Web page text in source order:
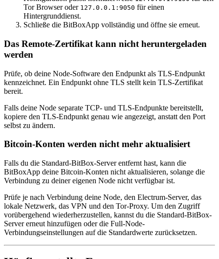
Tor Browser oder 127.0.0.1:9050 für einen
Hintergrunddienst.
Schließe die BitBoxApp vollständig und öffne sie erneut.
Das Remote-Zertifikat kann nicht heruntergeladen
werden
Prüfe, ob deine Node-Software den Endpunkt als TLS-Endpunkt
kennzeichnet. Ein Endpunkt ohne TLS stellt kein TLS-Zertifikat
bereit.
Falls deine Node separate TCP- und TLS-Endpunkte bereitstellt,
kopiere den TLS-Endpunkt genau wie angezeigt, anstatt den Port
selbst zu ändern.
Bitcoin-Konten werden nicht mehr aktualisiert
Falls du die Standard-BitBox-Server entfernt hast, kann die
BitBoxApp deine Bitcoin-Konten nicht aktualisieren, solange die
Verbindung zu deiner eigenen Node nicht verfügbar ist.
Prüfe je nach Verbindung deine Node, den Electrum-Server, das
lokale Netzwerk, das VPN und den Tor-Proxy. Um den Zugriff
vorübergehend wiederherzustellen, kannst du die Standard-BitBox-
Server erneut hinzufügen oder die Full-Node-
Verbindungseinstellungen auf die Standardwerte zurücksetzen.